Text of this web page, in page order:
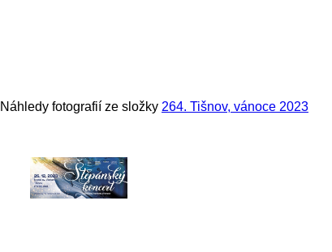
Náhledy fotografií ze složky 264. Tišnov, vánoce 2023